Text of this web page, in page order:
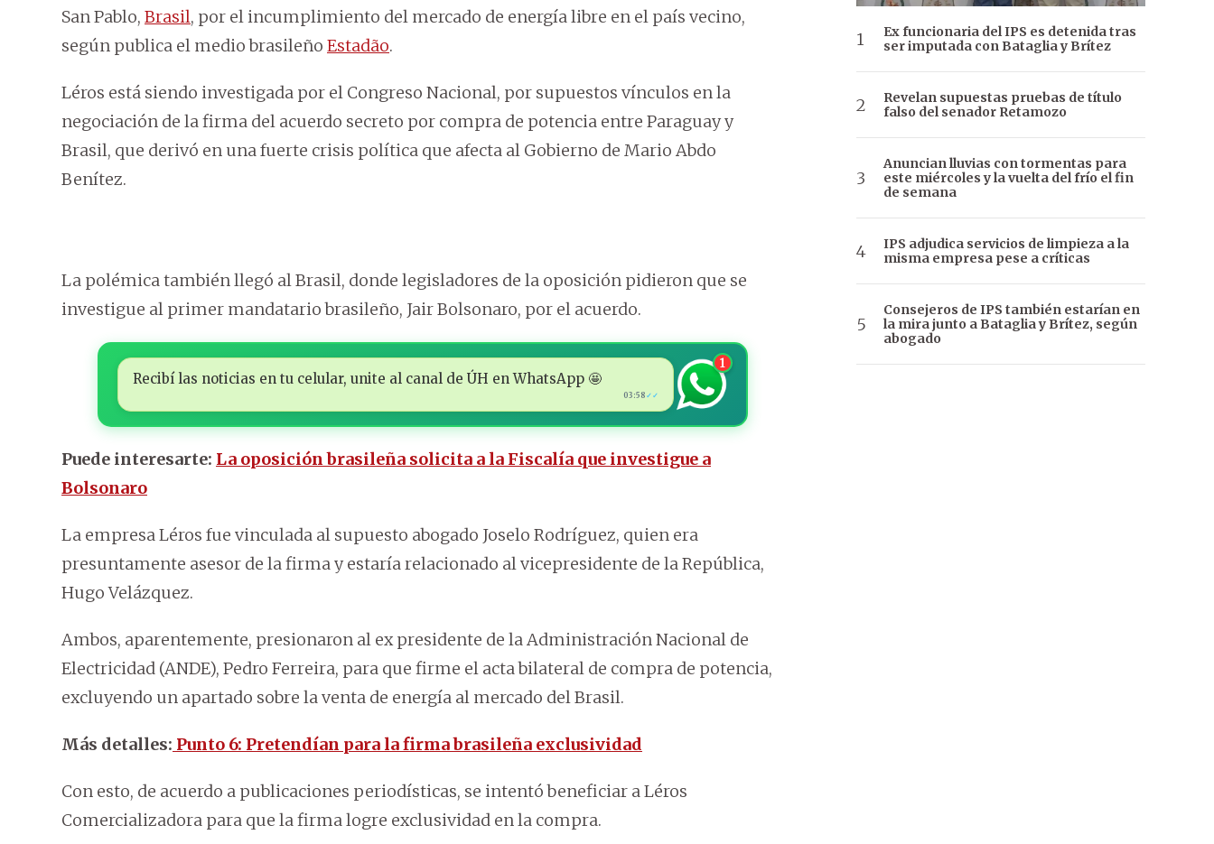
San Pablo, Brasil, por el incumplimiento del mercado de energía libre en el país vecino,
según publica el medio brasileño Estadão.
Léros está siendo investigada por el Congreso Nacional, por supuestos vínculos en la
negociación de la firma del acuerdo secreto por compra de potencia entre Paraguay y
Brasil, que derivó en una fuerte crisis política que afecta al Gobierno de Mario Abdo
Benítez.
La polémica también llegó al Brasil, donde legisladores de la oposición pidieron que se
investigue al primer mandatario brasileño, Jair Bolsonaro, por el acuerdo.
Recibí las noticias en tu celular, unite al canal de ÚH en WhatsApp 🤩
03:58 ✓✓
1
Puede interesarte: La oposición brasileña solicita a la Fiscalía que investigue a
Bolsonaro
La empresa Léros fue vinculada al supuesto abogado Joselo Rodríguez, quien era
presuntamente asesor de la firma y estaría relacionado al vicepresidente de la República,
Hugo Velázquez.
Ambos, aparentemente, presionaron al ex presidente de la Administración Nacional de
Electricidad (ANDE), Pedro Ferreira, para que firme el acta bilateral de compra de potencia,
excluyendo un apartado sobre la venta de energía al mercado del Brasil.
Más detalles: Punto 6: Pretendían para la firma brasileña exclusividad
Con esto, de acuerdo a publicaciones periodísticas, se intentó beneficiar a Léros
Comercializadora para que la firma logre exclusividad en la compra.
Ex funcionaria del IPS es detenida tras
ser imputada con Bataglia y Brítez
Revelan supuestas pruebas de título
falso del senador Retamozo
Anuncian lluvias con tormentas para
este miércoles y la vuelta del frío el fin
de semana
IPS adjudica servicios de limpieza a la
misma empresa pese a críticas
Consejeros de IPS también estarían en
la mira junto a Bataglia y Brítez, según
abogado